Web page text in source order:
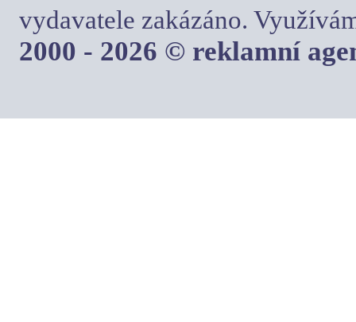
vydavatele zakázáno.
2000 - 2026 © reklamní